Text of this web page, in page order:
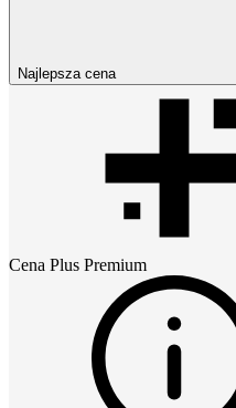
Najlepsza cena
Cena Plus Premium